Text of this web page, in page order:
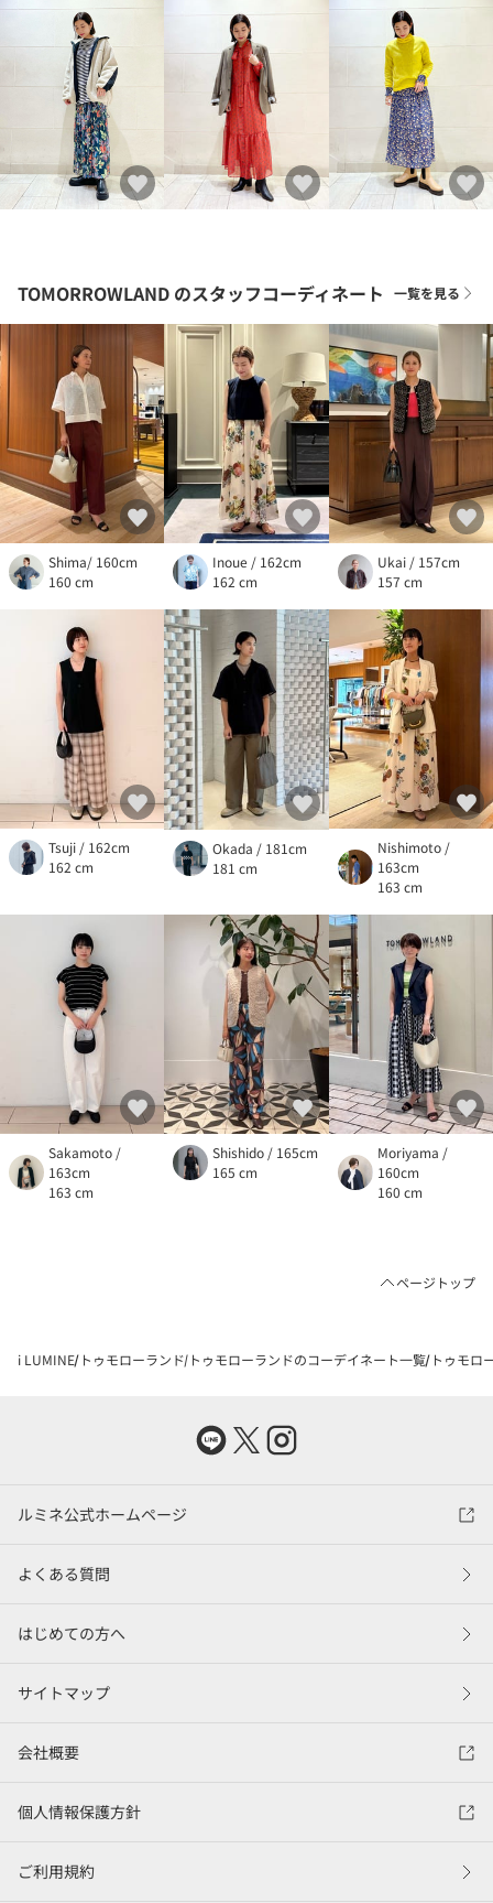
TOMORROWLAND のスタッフコーディネート 一覧を見る
Shima/ 160cm
160 cm
Inoue / 162cm
162 cm
Ukai / 157cm
157 cm
Tsuji / 162cm
162 cm
Okada / 181cm
181 cm
Nishimoto /
163cm
163 cm
Sakamoto /
163cm
163 cm
Shishido / 165cm
165 cm
Moriyama /
160cm
160 cm
ページトップ
i LUMINE トゥモローランド トゥモローランドのコーデイネート一覧 トゥモロ
ルミネ公式ホームページ
よくある質問
はじめての方へ
サイトマップ
会社概要
個人情報保護方針
ご利用規約